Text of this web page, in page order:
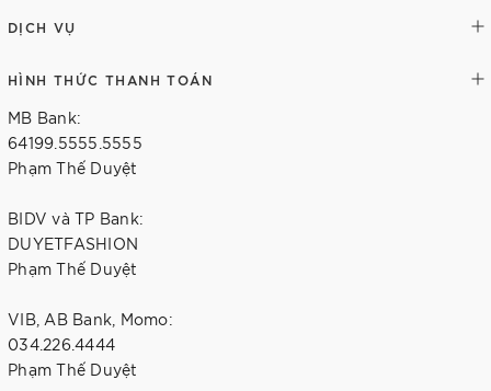
DỊCH VỤ
HÌNH THỨC THANH TOÁN
MB Bank:
64199.5555.5555
Phạm Thế Duyệt
BIDV và TP Bank:
DUYETFASHION
Phạm Thế Duyệt
VIB, AB Bank, Momo:
034.226.4444
Phạm Thế Duyệt